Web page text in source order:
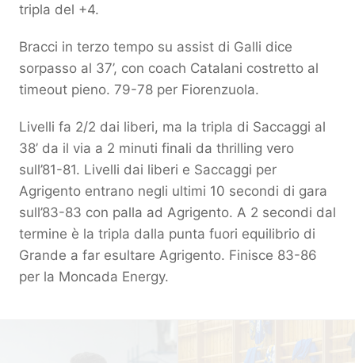
tripla del +4.
Bracci in terzo tempo su assist di Galli dice
sorpasso al 37’, con coach Catalani costretto al
timeout pieno. 79-78 per Fiorenzuola.
Livelli fa 2/2 dai liberi, ma la tripla di Saccaggi al
38’ da il via a 2 minuti finali da thrilling vero
sull’81-81. Livelli dai liberi e Saccaggi per
Agrigento entrano negli ultimi 10 secondi di gara
sull’83-83 con palla ad Agrigento. A 2 secondi dal
termine è la tripla dalla punta fuori equilibrio di
Grande a far esultare Agrigento. Finisce 83-86
per la Moncada Energy.